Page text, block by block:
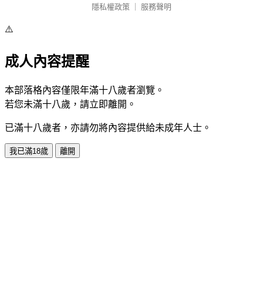
隱私權政策
服務聲明
⚠️
成人內容提醒
本部落格內容僅限年滿十八歲者瀏覽。
若您未滿十八歲，請立即離開。
已滿十八歲者，亦請勿將內容提供給未成年人士。
我已滿18歲 離開